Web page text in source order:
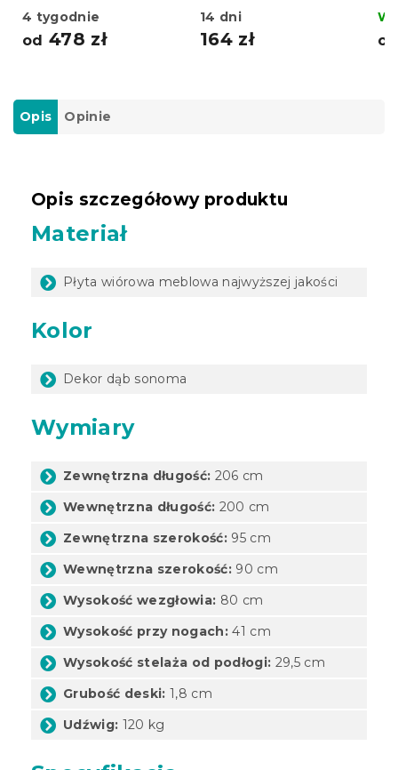
4 tygodnie
od 478 zł
14 dni
164 zł
W
od
Opis Opinie
Opis szczegółowy produktu
Materiał
Płyta wiórowa meblowa najwyższej jakości
Kolor
Dekor dąb sonoma
Wymiary
Zewnętrzna długość: 206 cm
Wewnętrzna długość: 200 cm
Zewnętrzna szerokość: 95 cm
Wewnętrzna szerokość: 90 cm
Wysokość wezgłowia: 80 cm
Wysokość przy nogach: 41 cm
Wysokość stelaża od podłogi: 29,5 cm
Grubość deski: 1,8 cm
Udźwig: 120 kg